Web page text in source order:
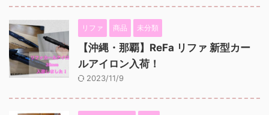
リファ 商品 未分類
【沖縄・那覇】ReFa リファ 新型カー
ルアイロン入荷！
2023/11/9